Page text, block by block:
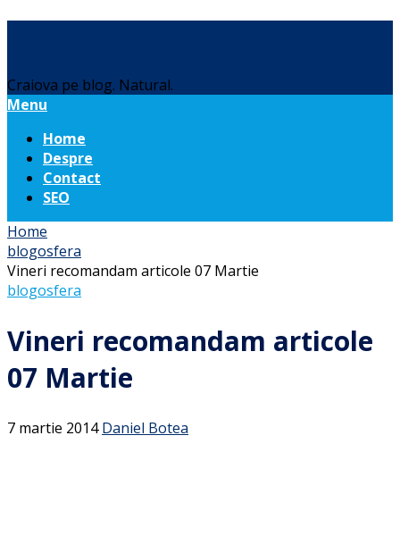
Craiova pe blog. Natural.
Menu
Home
Despre
Contact
SEO
Home
blogosfera
Vineri recomandam articole 07 Martie
blogosfera
Vineri recomandam articole
07 Martie
7 martie 2014 Daniel Botea